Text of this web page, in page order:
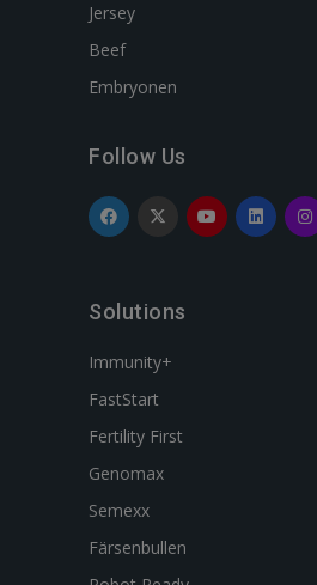
Jersey
Beef
Embryonen
Follow Us
Solutions
Immunity+
FastStart
Fertility First
Genomax
Semexx
Färsenbullen